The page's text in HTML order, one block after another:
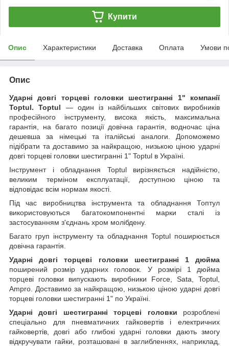
Купити
Опис Характеристики Доставка Оплата Умови
Опис
Ударні довгі торцеві головки шестигранні 1" компанії
Toptul.Toptul — один із найбільших світових виробників
професійного інструменту, висока якість, максимальна
гарантія, на багато позиції довічна гарантія, водночас ціна
дешевша за німецькі та італійські аналоги. Допоможемо
підібрати та доставимо за найкращою, низькою ціною ударні
довгі торцеві головки шестигранні 1" Toptul в Україні.
Інструмент і обладнання Toptul вирізняється надійністю,
великим терміном експлуатації, доступною ціною та
відповідає всім нормам якості.
Під час виробництва інструмента та обладнання Топтул
використовуються багатокомпонентні марки сталі із
застосуванням з'єднань хром молібдену.
Багато груп інструменту та обладнання Toptul поширюється
довічна гарантія.
Ударні довгі торцеві головки шестигранні 1 дюйма
поширений розмір ударних головок. У розмірі 1 дюйма
торцеві головки випускають виробники Force, Sata, Toptul,
Ampro. Доставимо за найкращою, низькою ціною ударні довгі
торцеві головки шестигранні 1" по Україні.
Ударні довгі шестигранні торцеві головки розроблені
спеціально для пневматичних гайковертів і електричних
гайковертів, довгі або глибокі ударні головки дають змогу
відкручувати гайки, розташовані в заглибленнях, наприклад,